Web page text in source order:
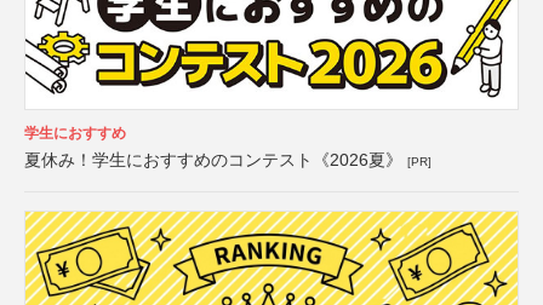
学生におすすめ
夏休み！学生におすすめのコンテスト《2026夏》 [PR]